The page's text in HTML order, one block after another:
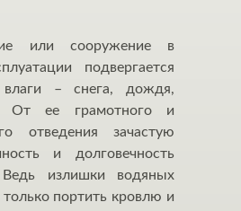
или сооружение в
подвергается
влаги – снега, дождя,
От ее грамотного и
отведения зачастую
и долговечность
излишки водяных
портить кровлю и